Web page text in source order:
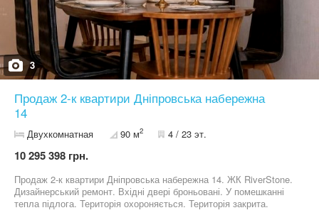
3
Продаж 2-к квартири Дніпровська набережна
14
Двухкомнатная 90 м2 4 / 23 эт.
10 295 398 грн.
Продаж 2-к квартири Дніпровська набережна 14. ЖК RiverStone.
Дизайнерський ремонт. Вхідні двері броньовані. У помешканні
тепла підлога. Територія охороняється. Територія закрита.